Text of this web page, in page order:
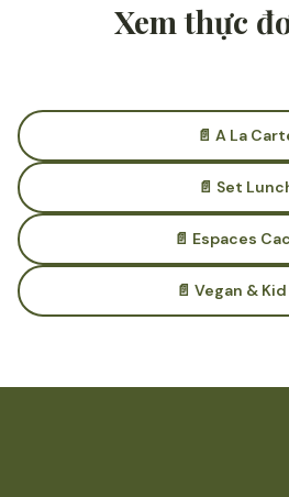
Xem thực
📄 A La
📄 Set
📄 Espaces
📄 Vegan &